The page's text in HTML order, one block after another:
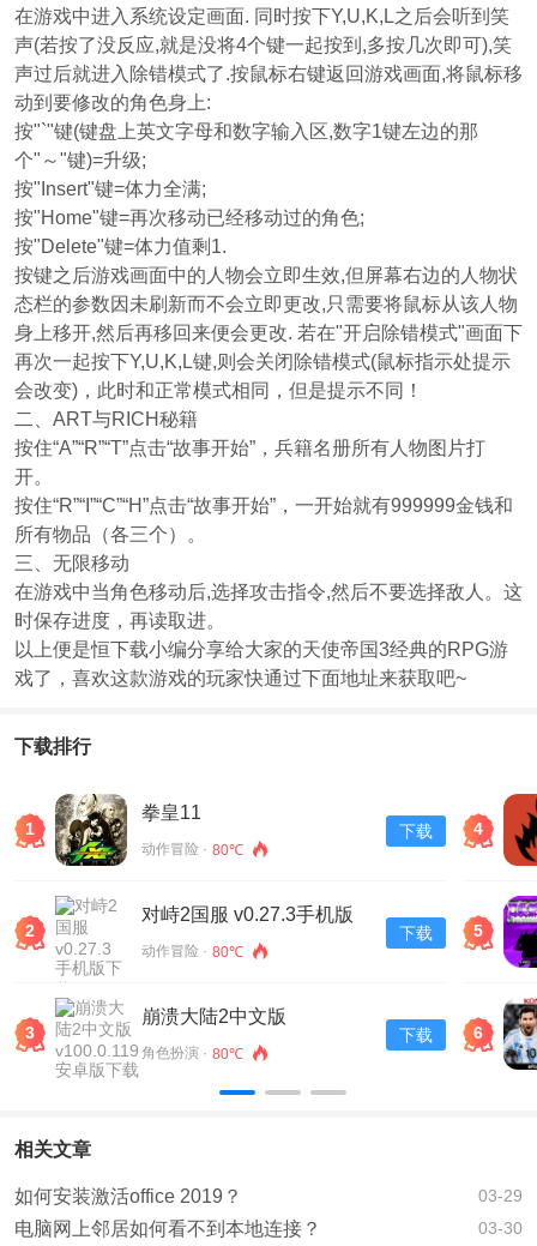
在游戏中进入系统设定画面. 同时按下Y,U,K,L之后会听到笑
声(若按了没反应,就是没将4个键一起按到,多按几次即可),笑
声过后就进入除错模式了.按鼠标右键返回游戏画面,将鼠标移
动到要修改的角色身上:
按"`"键(键盘上英文字母和数字输入区,数字1键左边的那
个"～"键)=升级;
按"Insert"键=体力全满;
按"Home"键=再次移动已经移动过的角色;
按"Delete"键=体力值剩1.
按键之后游戏画面中的人物会立即生效,但屏幕右边的人物状
态栏的参数因未刷新而不会立即更改,只需要将鼠标从该人物
身上移开,然后再移回来便会更改. 若在"开启除错模式"画面下
再次一起按下Y,U,K,L键,则会关闭除错模式(鼠标指示处提示
会改变)，此时和正常模式相同，但是提示不同！
二、ART与RICH秘籍
按住“A”“R”“T”点击“故事开始”，兵籍名册所有人物图片打
开。
按住“R”“I”“C”“H”点击“故事开始”，一开始就有999999金钱和
所有物品（各三个）。
三、无限移动
在游戏中当角色移动后,选择攻击指令,然后不要选择敌人。这
时保存进度，再读取进。
以上便是恒下载小编分享给大家的天使帝国3经典的RPG游
戏了，喜欢这款游戏的玩家快通过下面地址来获取吧~
下载排行
1
拳皇11
动作冒险 · 80℃
下载
2
对峙2国服 v0.27.3手机版
动作冒险 · 80℃
下载
3
崩溃大陆2中文版
v100.0.119安卓版下载
角色扮演 · 80℃
下载
4
5
6
相关文章
如何安装激活office 2019？ 03-29
电脑网上邻居如何看不到本地连接？ 03-30